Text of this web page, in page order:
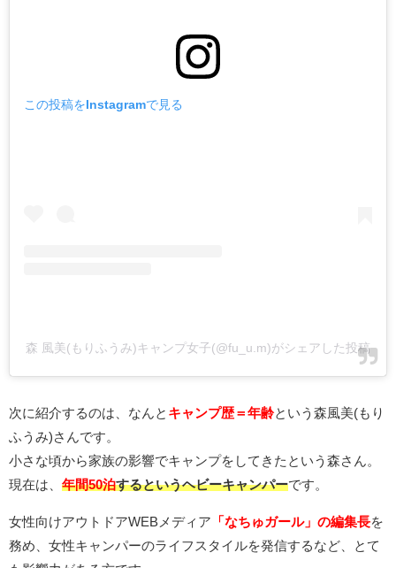
この投稿をInstagramで見る
森 風美(もりふうみ)キャンプ女子(@fu_u.m)がシェアした投稿
次に紹介するのは、なんと キャンプ歴＝年齢という森風美(もり
ふうみ)さんです。
小さな頃から家族の影響でキャンプをしてきたという森さん。
現在は、 年間50泊するというヘビーキャンパーです。
女性向けアウトドアWEBメディア 「なちゅガール」の編集長を
務め、女性キャンパーのライフスタイルを発信するなど、とて